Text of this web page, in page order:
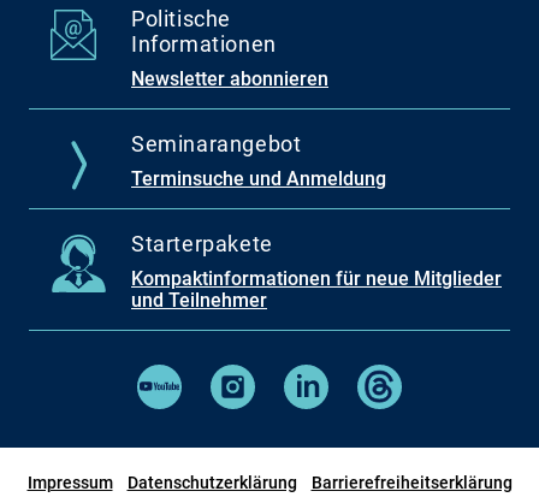
Politische
Informationen
Newsletter abonnieren
Seminarangebot
Terminsuche und Anmeldung
Starterpakete
Kompaktinformationen für neue Mitglieder
und Teilnehmer
Impressum Datenschutzerklärung Barrierefreiheitserklärung